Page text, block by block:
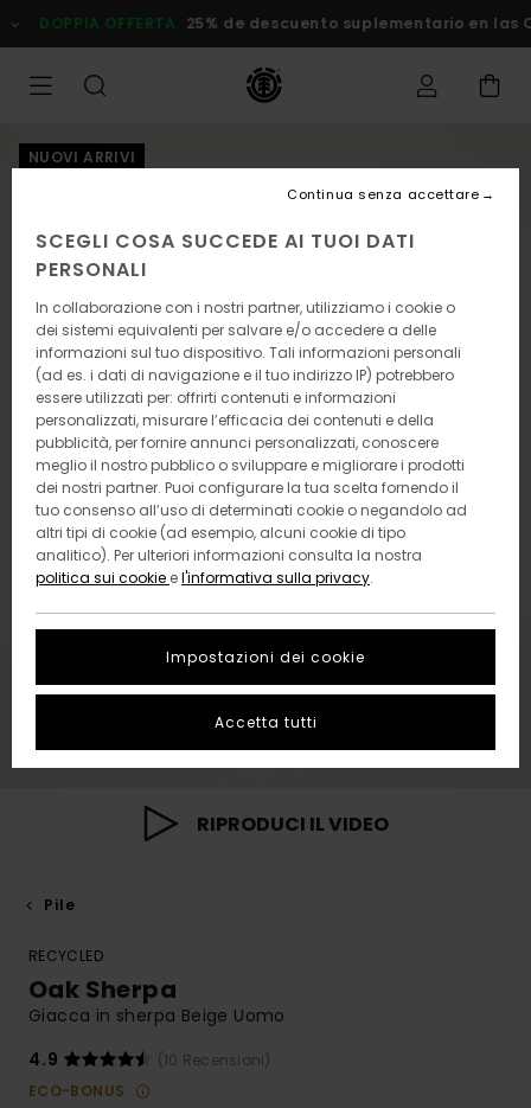
alle
informazioni
prodotto
DOPPIA OFFERTA 25% de descuento suplementario en
NUOVI ARRIVI
RIPRODUCI IL VIDEO
Pile
RECYCLED
Oak Sherpa
Giacca in sherpa Beige Uomo
4.9
(10 Recensioni)
ECO-BONUS
SCEGLI COSA SUCCEDE AI TUOI DATI
PERSONALI
In collaborazione con i nostri partner, utilizziamo i cookie o
dei sistemi equivalenti per salvare e/o accedere a delle
informazioni sul tuo dispositivo. Tali informazioni personali
(ad es. i dati di navigazione e il tuo indirizzo IP) potrebbero
essere utilizzati per: offrirti contenuti e informazioni
personalizzati, misurare l’efficacia dei contenuti e della
pubblicità, per fornire annunci personalizzati, conoscere
meglio il nostro pubblico o sviluppare e migliorare i prodotti
dei nostri partner. Puoi configurare la tua scelta fornendo il
tuo consenso all’uso di determinati cookie o negandolo ad
altri tipi di cookie (ad esempio, alcuni cookie di tipo
analitico). Per ulteriori informazioni consulta la nostra
politica sui cookie el'informativa sulla privacy.
Impostazioni dei cookie
Continua senza accettare
Accetta tutti